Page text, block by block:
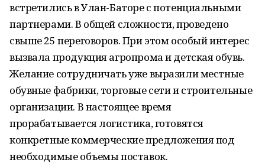
встретились в Улан-Баторе с потенциальными
партнерами. В общей сложности, проведено
свыше 25 переговоров. При этом особый интерес
вызвала продукция агропрома и детская обувь.
Желание сотрудничать уже выразили местные
обувные фабрики, торговые сети и строительные
организации. В настоящее время
прорабатывается логистика, готовятся
конкретные коммерческие предложения под
необходимые объемы поставок.